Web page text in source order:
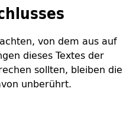
von dem aus auf
dieses Textes der
sollten, bleiben die
unberührt.